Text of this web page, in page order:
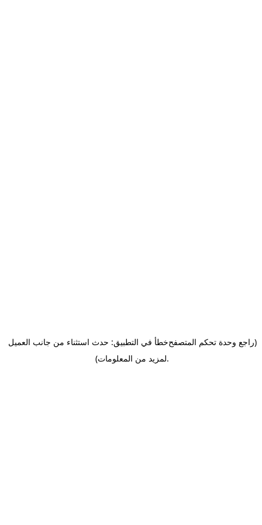
خطأ في التطبيق: حدث استثناء من جانب العميل(راجع وحدة تحكم المتصفح
لمزيد من المعلومات).